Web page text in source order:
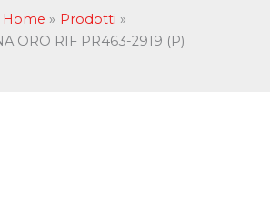
Home
Prodotti
ORO RIF PR463-2919 (P)